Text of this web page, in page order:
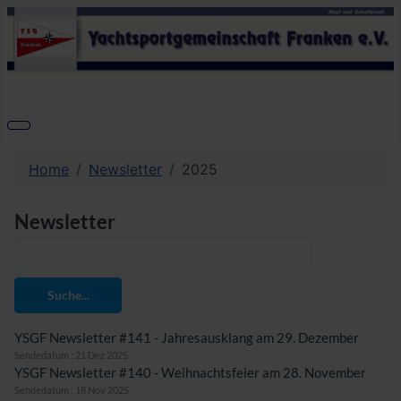
Home Newsletter 2025
Newsletter
Suche...
YSGF Newsletter #141 - Jahresausklang am 29. Dezember
Sendedatum : 21 Dez 2025
YSGF Newsletter #140 - Weihnachtsfeier am 28. November
Sendedatum : 18 Nov 2025